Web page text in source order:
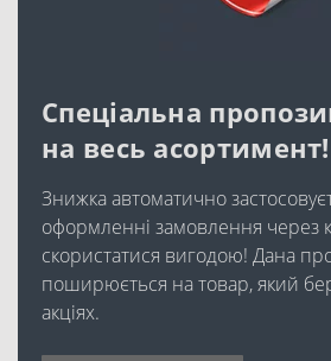
Спеціальна
на весь асортимент!
Знижка автоматично
оформленні замовлення через
скористатися вигодою! Дана
поширюється на товар, який
акціях.